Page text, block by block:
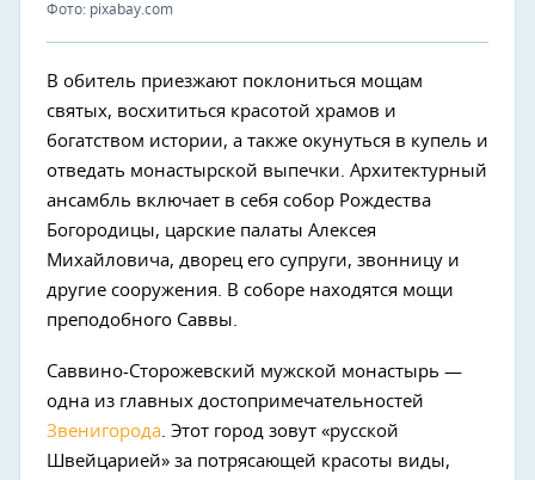
Фото: pixabay.com
В обитель приезжают поклониться мощам
святых, восхититься красотой храмов и
богатством истории, а также окунуться в купель и
отведать монастырской выпечки. Архитектурный
ансамбль включает в себя собор Рождества
Богородицы, царские палаты Алексея
Михайловичa, дворец его супруги, звонницу и
другие сооружения. В соборе находятся мощи
преподобного Саввы.
Саввино-Сторожевский мужской монастырь —
одна из главных достопримечательностей
Звенигорода . Этот город зовут «русской
Швейцарией» за потрясающей красоты виды,